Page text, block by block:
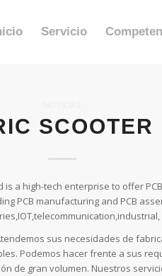
Servicio
SCOOTER
a high-tech enterprise to offer
PCB manufacturing and PCB
sus necesidades de
Podemos hacer frente a sus
de gran volumen. Nuestros